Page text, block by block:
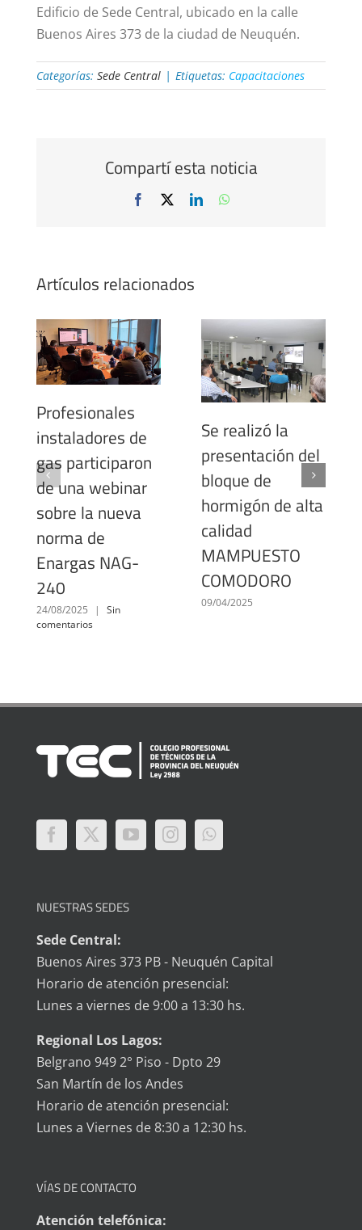
Edificio de Sede Central, ubicado en la calle
Buenos Aires 373 de la ciudad de Neuquén.
Categorías: Sede Central | Etiquetas: Capacitaciones
Compartí esta noticia
Facebook LinkedIn
Artículos relacionados
Profesionales
instaladores de
gas participaron
de una webinar
sobre la nueva
norma de
Enargas NAG-
240
24/08/2025 |
Sin
comentarios
Se realizó la
presentación del
bloque de
hormigón de alta
calidad
MAMPUESTO
COMODORO
09/04/2025
NUESTRAS SEDES
Sede Central:
Buenos Aires 373 PB - Neuquén Capital
Horario de atención presencial:
Lunes a viernes de 9:00 a 13:30 hs.
Regional Los Lagos:
Belgrano 949 2° Piso - Dpto 29
San Martín de los Andes
Horario de atención presencial:
Lunes a Viernes de 8:30 a 12:30 hs.
VÍAS DE CONTACTO
Atención telefónica: